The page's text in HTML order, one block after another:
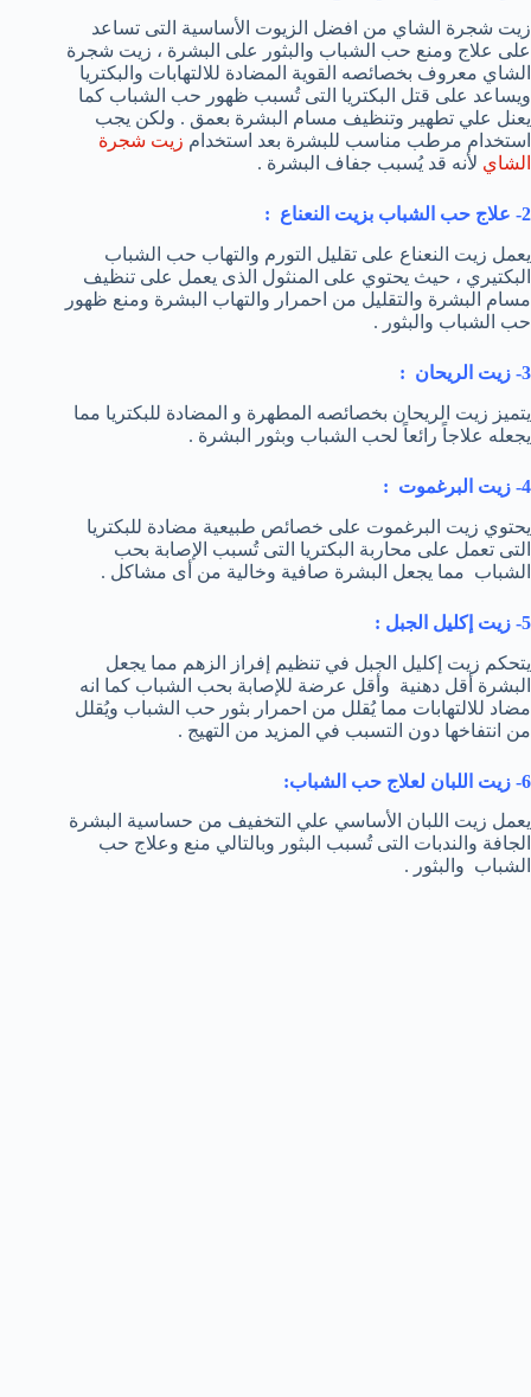
زيت شجرة الشاي من افضل الزيوت الأساسية التى تساعد
على علاج ومنع حب الشباب والبثور على البشرة ، زيت شجرة
الشاي معروف بخصائصه القوية المضادة للالتهابات والبكتريا
ويساعد على قتل البكتريا التى تُسبب ظهور حب الشباب كما
يعنل علي تطهير وتنظيف مسام البشرة بعمق . ولكن يجب
استخدام مرطب مناسب للبشرة بعد استخدام زيت شجرة
الشاي لأنه قد يُسبب جفاف البشرة .
2- علاج حب الشباب بزيت النعناع :
يعمل زيت النعناع على تقليل التورم والتهاب حب الشباب
البكتيري ، حيث يحتوي على المنثول الذى يعمل على تنظيف
مسام البشرة والتقليل من احمرار والتهاب البشرة ومنع ظهور
حب الشباب والبثور .
3- زيت الريحان :
يتميز زيت الريحان بخصائصه المطهرة و المضادة للبكتريا مما
يجعله علاجاً رائعاً لحب الشباب وبثور البشرة .
4- زيت البرغموت :
يحتوي زيت البرغموت على خصائص طبيعية مضادة للبكتريا
التى تعمل على محاربة البكتريا التى تُسبب الإصابة بحب
الشباب مما يجعل البشرة صافية وخالية من أى مشاكل .
5- زيت إكليل الجبل :
يتحكم زيت إكليل الجبل في تنظيم إفراز الزهم مما يجعل
البشرة أقل دهنية وأقل عرضة للإصابة بحب الشباب كما انه
مضاد للالتهابات مما يُقلل من احمرار بثور حب الشباب ويُقلل
من انتفاخها دون التسبب في المزيد من التهيج .
6- زيت اللبان لعلاج حب الشباب:
يعمل زيت اللبان الأساسي علي التخفيف من حساسية البشرة
الجافة والندبات التى تُسبب البثور وبالتالي منع وعلاج حب
الشباب والبثور .